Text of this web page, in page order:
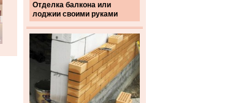
Отделка балкона или
лоджии своими руками